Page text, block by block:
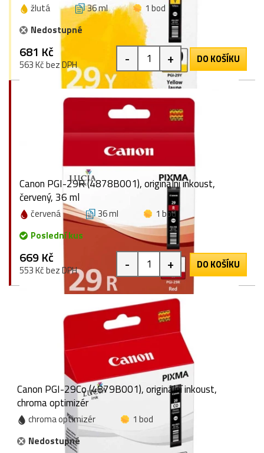
žlutá 36 ml
1 bod
Nedostupné
681 Kč
563 Kč bez DPH - + DO KOŠÍKU
Canon PGI-29R (4878B001), originální inkoust,
červený, 36 ml
červená 36 ml
1 bod
Poslední kus
669 Kč
553 Kč bez DPH - + DO KOŠÍKU
Canon PGI-29Co (4879B001), originální inkoust,
chroma optimizér
chroma optimizér
1 bod
Nedostupné